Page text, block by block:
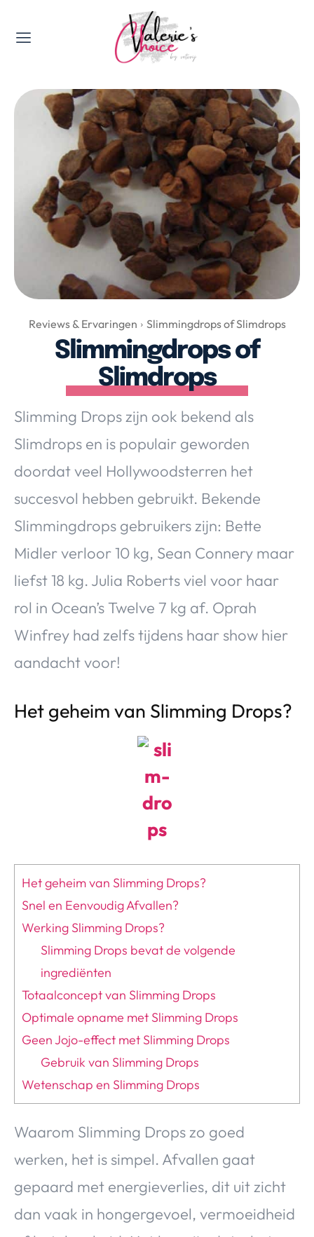
Valerie's Topics
Travel & Culture
Food & Drinks
Happyness & Opmerkelijk
Lifestyle, Sport & Duurzaamheid
Gadgets & Tech
Top 5 van Valerie
Health & Beauty
Huis & Tuin
Nieuws & Media
Over Valerie
Over Valerie
De Top 5
VALERIE'S CHOICE
Food & Drinks Health & Beauty Gadgets
Huis & Tuin
Travel
Lifestyle
Reviews & Ervaringen Slimmingdrops of Slimdrops
Slimmingdrops of
Slimdrops
Slimming Drops zijn ook bekend als
Slimdrops en is populair geworden
doordat veel Hollywoodsterren het
succesvol hebben gebruikt. Bekende
Slimmingdrops gebruikers zijn: Bette
Midler verloor 10 kg, Sean Connery maar
liefst 18 kg. Julia Roberts viel voor haar
rol in Ocean’s Twelve 7 kg af. Oprah
Winfrey had zelfs tijdens haar show hier
aandacht voor!
Het geheim van Slimming Drops?
Het geheim van Slimming Drops?
Snel en Eenvoudig Afvallen?
Werking Slimming Drops?
Slimming Drops bevat de volgende
ingrediënten
Totaalconcept van Slimming Drops
Optimale opname met Slimming Drops
Geen Jojo-effect met Slimming Drops
Gebruik van Slimming Drops
Wetenschap en Slimming Drops
Waarom Slimming Drops zo goed
werken, het is simpel. Afvallen gaat
gepaard met energieverlies, dit uit zicht
dan vaak in hongergevoel, vermoeidheid